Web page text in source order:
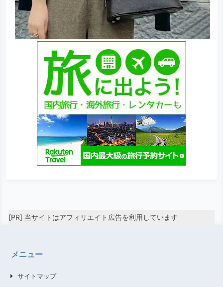
[PR] 当サイトはアフィリエイト広告を利用しています
メニュー
サイトマップ